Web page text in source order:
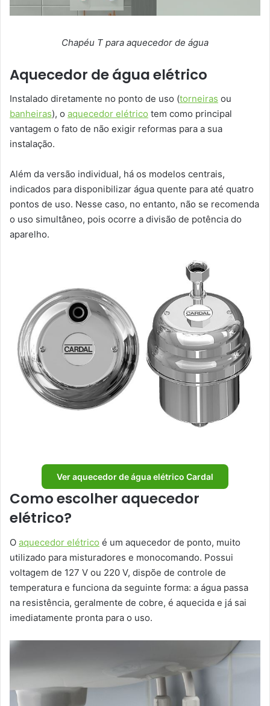
Chapéu T para aquecedor de água
Aquecedor de água elétrico
Instalado diretamente no ponto de uso (torneiras ou
banheiras), o aquecedor elétrico tem como principal
vantagem o fato de não exigir reformas para a sua
instalação.
Além da versão individual, há os modelos centrais,
indicados para disponibilizar água quente para até quatro
pontos de uso. Nesse caso, no entanto, não se recomenda
o uso simultâneo, pois ocorre a divisão de potência do
aparelho.
Ver aquecedor de água elétrico Cardal
Como escolher aquecedor
elétrico?
O aquecedor elétrico é um aquecedor de ponto, muito
utilizado para misturadores e monocomando. Possui
voltagem de 127 V ou 220 V, dispõe de controle de
temperatura e funciona da seguinte forma: a água passa
na resistência, geralmente de cobre, é aquecida e já sai
imediatamente pronta para o uso.